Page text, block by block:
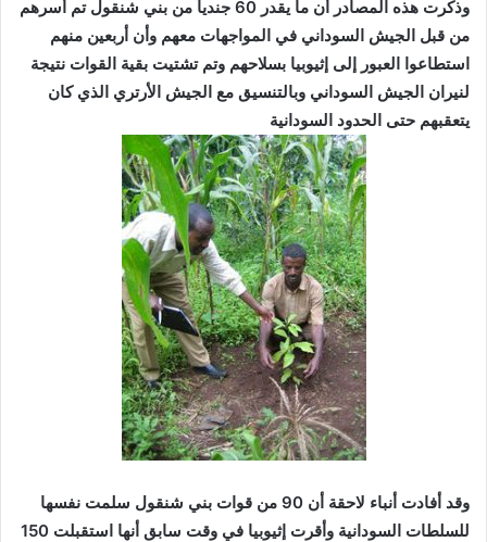
وذكرت هذه المصادر أن ما يقدر 60 جندياً من بني شنقول تم أسرهم
من قبل الجيش السوداني في المواجهات معهم وأن أربعين منهم
استطاعوا العبور إلى إثيوبيا بسلاحهم وتم تشتيت بقية القوات نتيجة
لنيران الجيش السوداني وبالتنسيق مع الجيش الأرتري الذي كان
يتعقبهم حتى الحدود السودانية
وقد أفادت أنباء لاحقة أن 90 من قوات بني شنقول سلمت نفسها
للسلطات السودانية وأقرت إثيوبيا في وقت سابق أنها استقبلت 150